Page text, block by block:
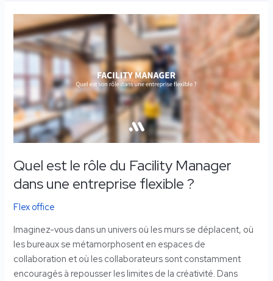
Quel est le rôle du Facility Manager
dans une entreprise flexible ?
Flex office
Imaginez-vous dans un univers où les murs se déplacent, où
les bureaux se métamorphosent en espaces de
collaboration et où les collaborateurs sont constamment
encouragés à repousser les limites de la créativité. Dans
Quel
est
le
du
Facility
Manager
dans
une
flexible
?